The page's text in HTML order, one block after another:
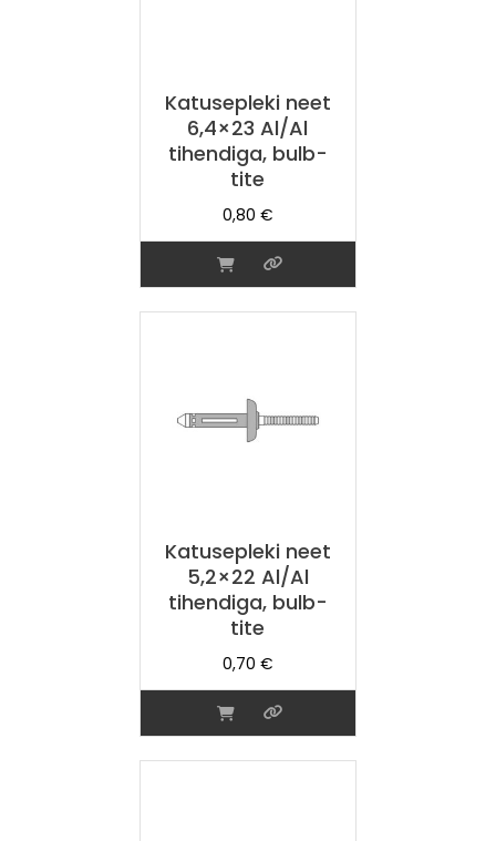
Katusepleki neet
6,4×23 Al/Al
tihendiga, bulb-
tite
0,80 €
Katusepleki neet
5,2×22 Al/Al
tihendiga, bulb-
tite
0,70 €